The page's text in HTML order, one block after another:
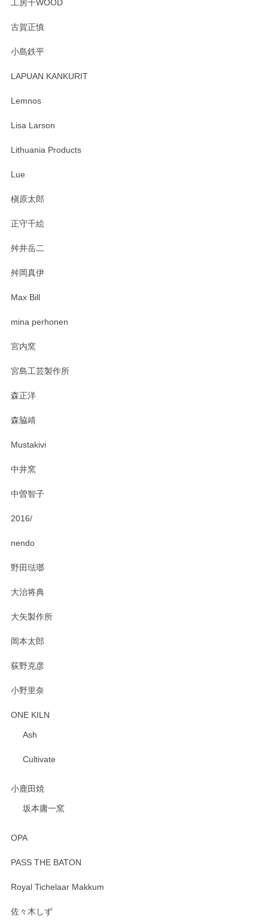
す。 素敵な湯呑みでとても気に入りました。 発送も早く、
たm(_)m
います。無事に届いたようで安心いたしまし
おかけしました。 ありがとうございます。
工房千WOOD
古賀正慎
小島鉄平
LAPUAN KANKURIT
Lemnos
Lisa Larson
Lithuania Products
Lue
槇原太郎
正守千絵
舛井岳二
舛岡真伊
Max Bill
mina perhonen
宮内窯
宮島工芸製作所
森正洋
森脇靖
Mustakivi
中井窯
中曽智子
2016/
nendo
野田琺瑯
大治将典
大矢製作所
岡本太郎
荻野克彦
小野里奈
ONE KILN
Ash
Cultivate
小鹿田焼
坂本庸一窯
OPA
PASS THE BATON
Royal Tichelaar Makkum
佐々木しず